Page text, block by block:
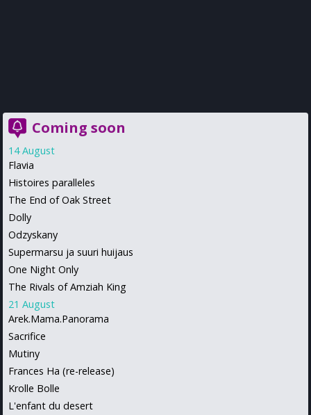
Coming soon
14 August
Flavia
Histoires paralleles
The End of Oak Street
Dolly
Odzyskany
Supermarsu ja suuri huijaus
One Night Only
The Rivals of Amziah King
21 August
Arek.Mama.Panorama
Sacrifice
Mutiny
Frances Ha (re-release)
Krolle Bolle
L'enfant du desert